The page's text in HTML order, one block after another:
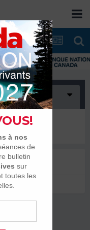
ici
en ligne
page.